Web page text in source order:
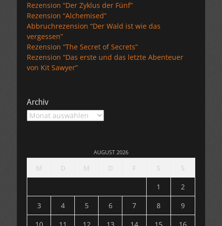
Rezension “Der Zyklus der Fünf”
Rezension “Alchemised”
Abbruchrezension “Der Wald ist wie das
vergessen”
Rezension “The Secret of Secrets”
Rezension “Das erste und das letzte Abenteuer
von Kit Sawyer”
Archiv
Archiv
AUGUST 2026
1
2
3
4 5 6 7 8
9